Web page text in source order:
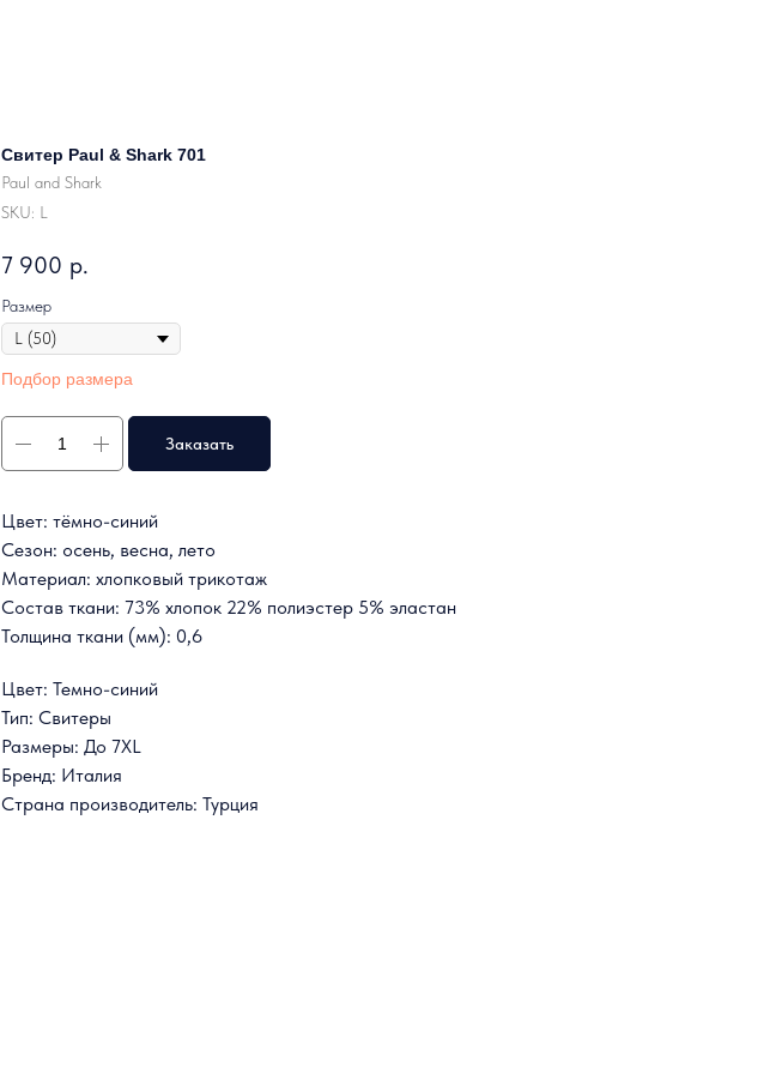
Свитер Paul & Shark 701
Paul and Shark
SKU: L
7 900 р.
Размер
Подбор размера
Заказать
Цвет: тёмно-синий
Сезон: осень, весна, лето
Материал: хлопковый трикотаж
Состав ткани: 73% хлопок 22% полиэстер 5% эластан
Толщина ткани (мм): 0,6
Цвет: Темно-синий
Тип: Свитеры
Размеры: До 7XL
Бренд: Италия
Страна производитель: Турция